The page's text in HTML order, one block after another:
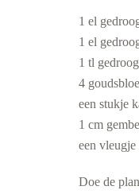
1 el
1 el
1 tl
4
een stukje
1 cm
een
Doe de